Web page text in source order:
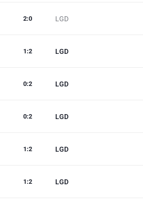
LGD
2:0
LGD
1 :2
LGD
0:2
LGD
0:2
LGD
1 :2
LGD
1 :2